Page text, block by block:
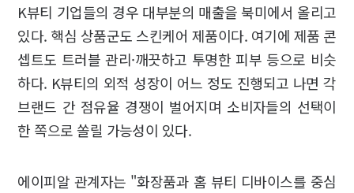
K뷰티 기업들의 경우 대부분의 매출을 북미에서 올리고
있다. 핵심 상품군도 스킨케어 제품이다. 여기에 제품 콘
셉트도 트러블 관리·깨끗하고 투명한 피부 등으로 비슷
하다. K뷰티의 외적 성장이 어느 정도 진행되고 나면 각
브랜드 간 점유율 경쟁이 벌어지며 소비자들의 선택이
한 쪽으로 쏠릴 가능성이 있다.
에이피알 관계자는 "화장품과 홈 뷰티 디바이스를 중심